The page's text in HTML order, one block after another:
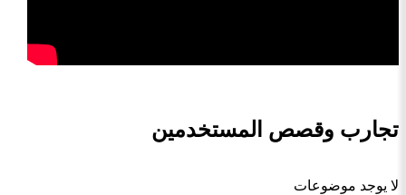
تجارب وقصص المستخدمين
لا يوجد موضوعات